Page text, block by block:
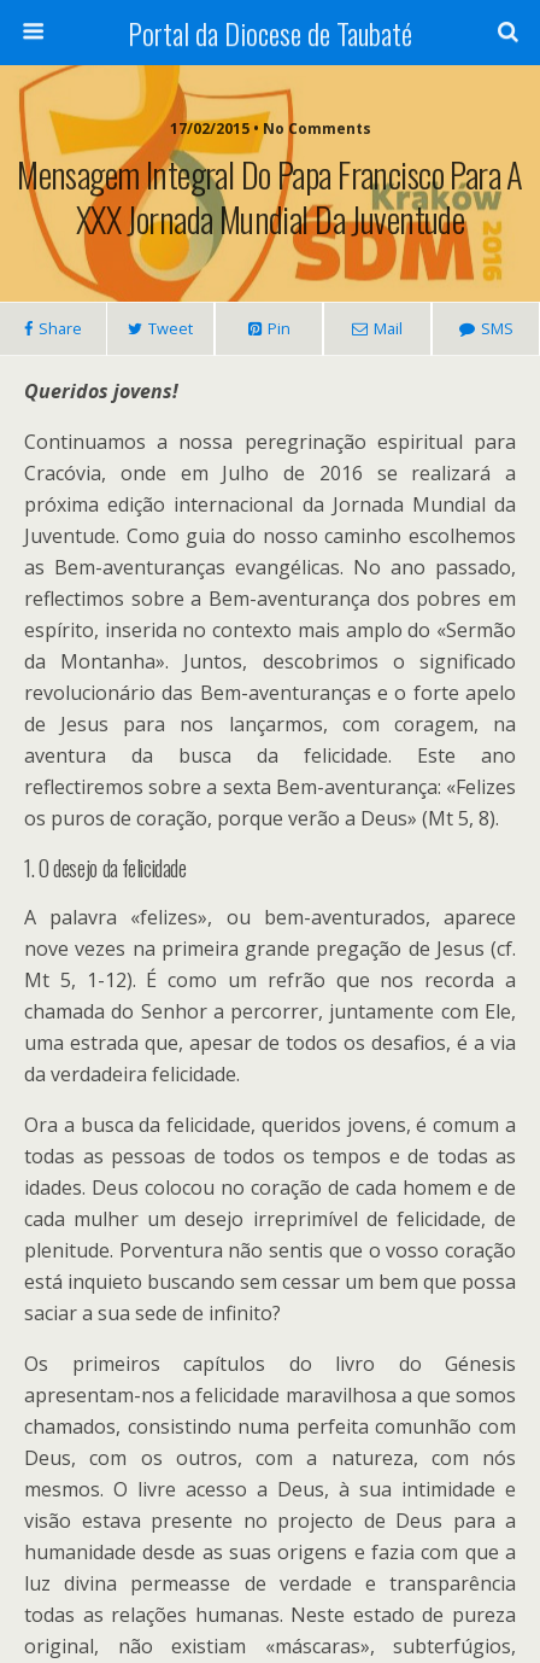
Portal da Diocese de Taubaté
17/02/2015 • No Comments
Mensagem Integral Do Papa Francisco Para A
XXX Jornada Mundial Da Juventude
Share Tweet Pin Mail SMS
Queridos jovens!
Continuamos a nossa peregrinação espiritual para
Cracóvia, onde em Julho de 2016 se realizará a
próxima edição internacional da Jornada Mundial da
Juventude. Como guia do nosso caminho escolhemos
as Bem-aventuranças evangélicas. No ano passado,
reflectimos sobre a Bem-aventurança dos pobres em
espírito, inserida no contexto mais amplo do «Sermão
da Montanha». Juntos, descobrimos o significado
revolucionário das Bem-aventuranças e o forte apelo
de Jesus para nos lançarmos, com coragem, na
aventura da busca da felicidade. Este ano
reflectiremos sobre a sexta Bem-aventurança: «Felizes
os puros de coração, porque verão a Deus» (Mt 5, 8).
1. O desejo da felicidade
A palavra «felizes», ou bem-aventurados, aparece
nove vezes na primeira grande pregação de Jesus (cf.
Mt 5, 1-12). É como um refrão que nos recorda a
chamada do Senhor a percorrer, juntamente com Ele,
uma estrada que, apesar de todos os desafios, é a via
da verdadeira felicidade.
Ora a busca da felicidade, queridos jovens, é comum a
todas as pessoas de todos os tempos e de todas as
idades. Deus colocou no coração de cada homem e de
cada mulher um desejo irreprimível de felicidade, de
plenitude. Porventura não sentis que o vosso coração
está inquieto buscando sem cessar um bem que possa
saciar a sua sede de infinito?
Os primeiros capítulos do livro do Génesis
apresentam-nos a felicidade maravilhosa a que somos
chamados, consistindo numa perfeita comunhão com
Deus, com os outros, com a natureza, com nós
mesmos. O livre acesso a Deus, à sua intimidade e
visão estava presente no projecto de Deus para a
humanidade desde as suas origens e fazia com que a
luz divina permeasse de verdade e transparência
todas as relações humanas. Neste estado de pureza
original, não existiam «máscaras», subterfúgios,